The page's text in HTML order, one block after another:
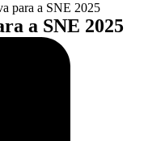
para a SNE 2025
a SNE 2025